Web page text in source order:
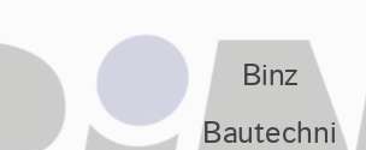
Binz
Bautechni